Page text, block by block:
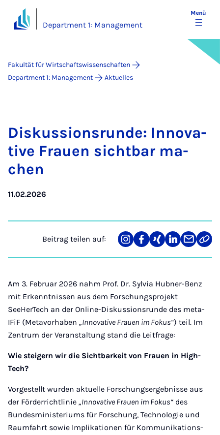
Department 1: Management
Menü
Fakultät für Wirtschaftswissenschaften
Department 1: Management
Aktuelles
Dis­kus­si­ons­run­de: In­no­va­
ti­ve Frau­en sicht­bar ma­
chen
11.02.2026
Beitrag teilen auf:
Teilen
auf
Teilen
auf
Teilen
auf
Teilen
auf
Teilen
über
Mail
Link
Am 3. Februar 2026 nahm Prof. Dr. Sylvia Hubner-Benz
mit Erkenntnissen aus dem Forschungsprojekt
SeeHerTech an der Online-Diskussionsrunde des meta-
IFiF (Metavorhaben „Innovative Frauen im Fokus“) teil. Im
Zentrum der Veranstaltung stand die Leitfrage:
Wie steigern wir die Sichtbarkeit von Frauen in High-
Tech?
Vorgestellt wurden aktuelle Forschungsergebnisse aus
der Förderrichtlinie „Innovative Frauen im Fokus“ des
Bundesministeriums für Forschung, Technologie und
Raumfahrt sowie Implikationen für Kommunikations-